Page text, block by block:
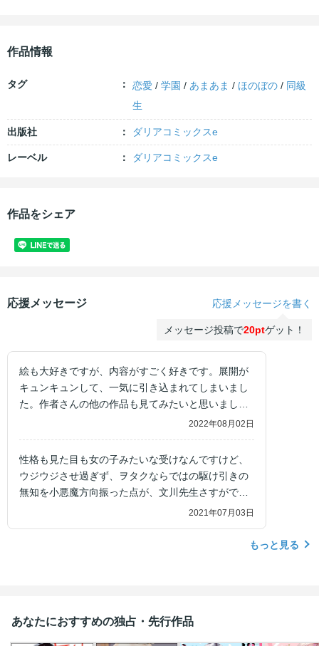
作品情報
タグ 恋愛 /学園 / あまあま /ほのぼの / 同級
生
出版社 ダリアコミックスe
レーベル ダリアコミックスe
作品をシェア
応援メッセージ 応援メッセージを書く
メッセージ投稿で20ptゲット！
絵も大好きですが、内容がすごく好きです。展開が
キュンキュンして、一気に引き込まれてしまいまし
た。作者さんの他の作品も見てみたいと思いまし
2022年08月02日
性格も見た目も女の子みたいな受けなんですけど、
ウジウジさせ過ぎず、ヲタクならではの駆け引きの
無知を小悪魔方向振った点が、文川先生さすがで
2021年07月03日
もっと見る
あなたにおすすめの独占・先行作品